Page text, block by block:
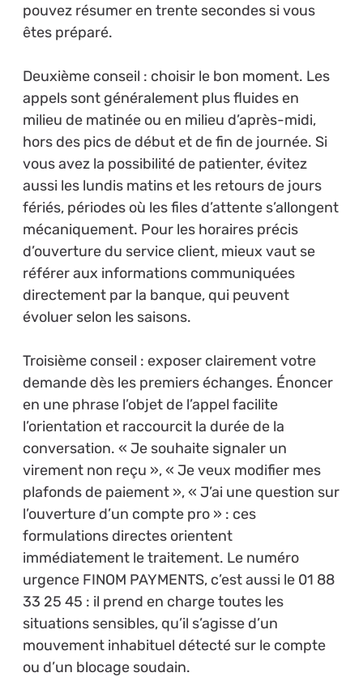
pouvez résumer en trente secondes si vous
êtes préparé.
Deuxième conseil : choisir le bon moment. Les
appels sont généralement plus fluides en
milieu de matinée ou en milieu d’après-midi,
hors des pics de début et de fin de journée. Si
vous avez la possibilité de patienter, évitez
aussi les lundis matins et les retours de jours
fériés, périodes où les files d’attente s’allongent
mécaniquement. Pour les horaires précis
d’ouverture du service client, mieux vaut se
référer aux informations communiquées
directement par la banque, qui peuvent
évoluer selon les saisons.
Troisième conseil : exposer clairement votre
demande dès les premiers échanges. Énoncer
en une phrase l’objet de l’appel facilite
l’orientation et raccourcit la durée de la
conversation. « Je souhaite signaler un
virement non reçu », « Je veux modifier mes
plafonds de paiement », « J’ai une question sur
l’ouverture d’un compte pro » : ces
formulations directes orientent
immédiatement le traitement. Le numéro
urgence FINOM PAYMENTS, c’est aussi le 01 88
33 25 45 : il prend en charge toutes les
situations sensibles, qu’il s’agisse d’un
mouvement inhabituel détecté sur le compte
ou d’un blocage soudain.